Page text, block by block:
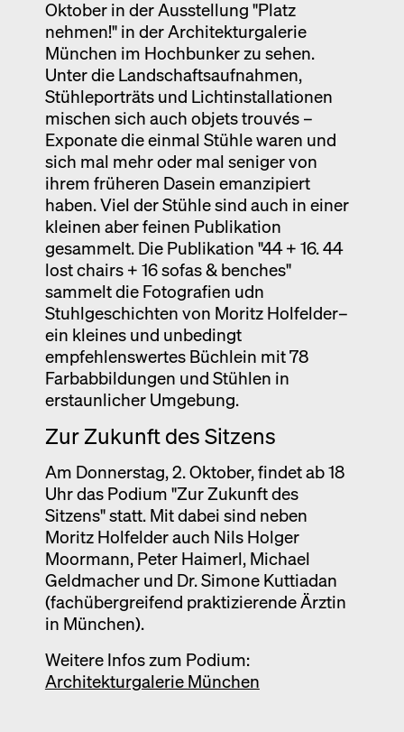
Oktober in der Ausstellung "Platz
nehmen!" in der Architekturgalerie
München im Hochbunker zu sehen.
Unter die Landschaftsaufnahmen,
Stühleporträts und Lichtinstallationen
mischen sich auch objets trouvés –
Exponate die einmal Stühle waren und
sich mal mehr oder mal seniger von
ihrem früheren Dasein emanzipiert
haben. Viel der Stühle sind auch in einer
kleinen aber feinen Publikation
gesammelt. Die Publikation "44 + 16. 44
lost chairs + 16 sofas & benches"
sammelt die Fotografien udn
Stuhlgeschichten von Moritz Holfelder–
ein kleines und unbedingt
empfehlenswertes Büchlein mit 78
Farbabbildungen und Stühlen in
erstaunlicher Umgebung.
Zur Zukunft des Sitzens
Am Donnerstag, 2. Oktober, findet ab 18
Uhr das Podium "Zur Zukunft des
Sitzens" statt. Mit dabei sind neben
Moritz Holfelder auch Nils Holger
Moormann, Peter Haimerl, Michael
Geldmacher und Dr. Simone Kuttiadan
(fachübergreifend praktizierende Ärztin
in München).
Weitere Infos zum Podium:
Architekturgalerie München